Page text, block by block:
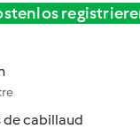
de cabillaud